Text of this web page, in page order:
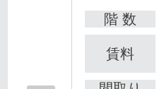
階 数
賃料